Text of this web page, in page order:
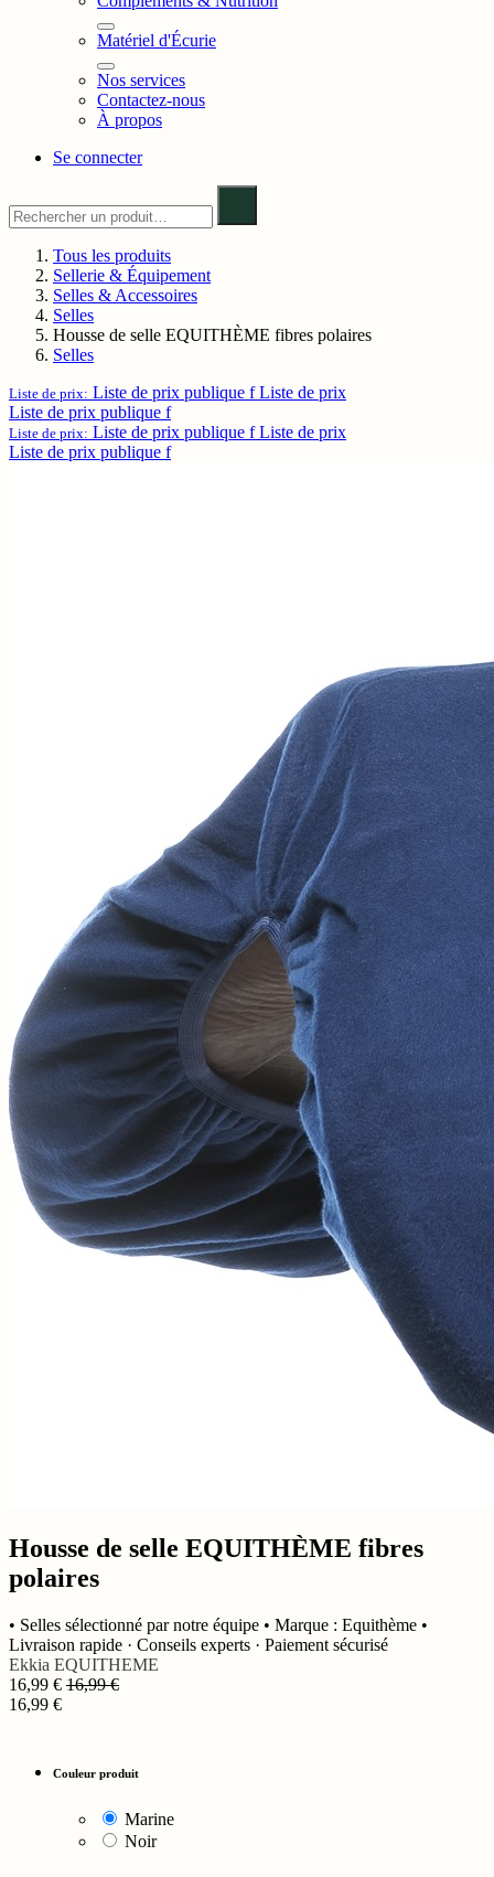
Matériel d'Écurie
Nos services
Contactez-nous
À propos
Se connecter
Tous les produits
Sellerie & Équipement
Selles & Accessoires
Selles
Housse de selle EQUITHÈME fibres polaires
Selles
Liste de prix: Liste de prix publique f Liste de prix
Liste de prix publique f
Liste de prix: Liste de prix publique f Liste de prix
Liste de prix publique f
Housse de selle EQUITHÈME fibres
polaires
• Selles sélectionné par notre équipe • Marque : Equithème •
Livraison rapide · Conseils experts · Paiement sécurisé
Ekkia EQUITHEME
16,99 € 16,99€
16,99 €
Couleur produit
Marine
Noir